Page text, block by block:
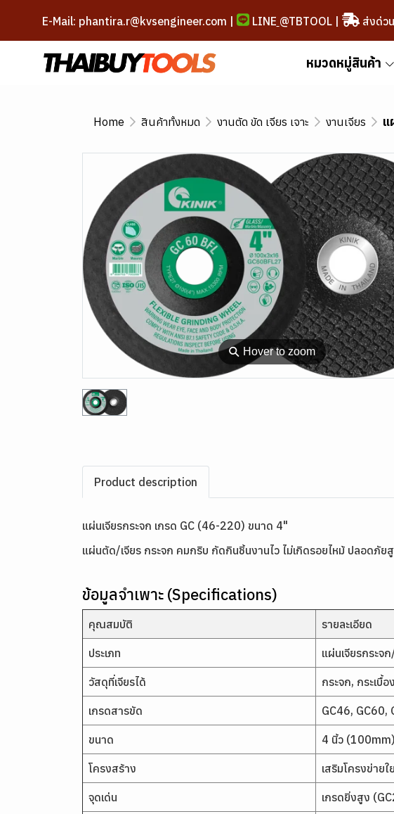
E-Mail: phantira.r@kvsengineer.com | LINE @TBTOOL| ส่งด่ว
หมวดหมู่สินค้า
Home สินค้าทั้งหมด งานตัด ขัด เจียร เจาะ งานเจียร แ
⚲ Hover to zoom
Product description
แผ่นเจียรกระจก เกรด GC (46-220) ขนาด 4"
แผ่นตัด/เจียร กระจก คมกริบ กัดกินชิ้นงานไว ไม่เกิดรอยไหม้ ปลอดภัย
ข้อมูลจำเพาะ (Specifications)
คุณสมบัติ รายละเอียด
ประเภท แผ่นเจียรกระจ
วัสดุที่เจียรได้ กระจก, กระเบื้
เกรดสารขัด GC46, GC60,
ขนาด 4 นิ้ว (100mm)
โครงสร้าง เสริมโครงข่าย
จุดเด่น เกรดยิ่งสูง